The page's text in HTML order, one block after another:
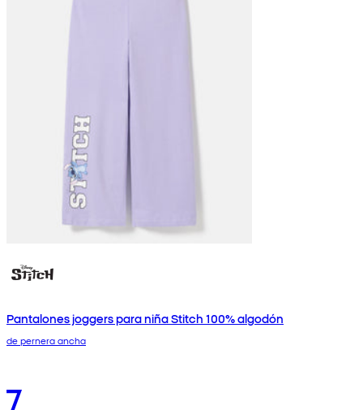
Pantalones joggers para niña Stitch 100% algodón
de pernera ancha
7